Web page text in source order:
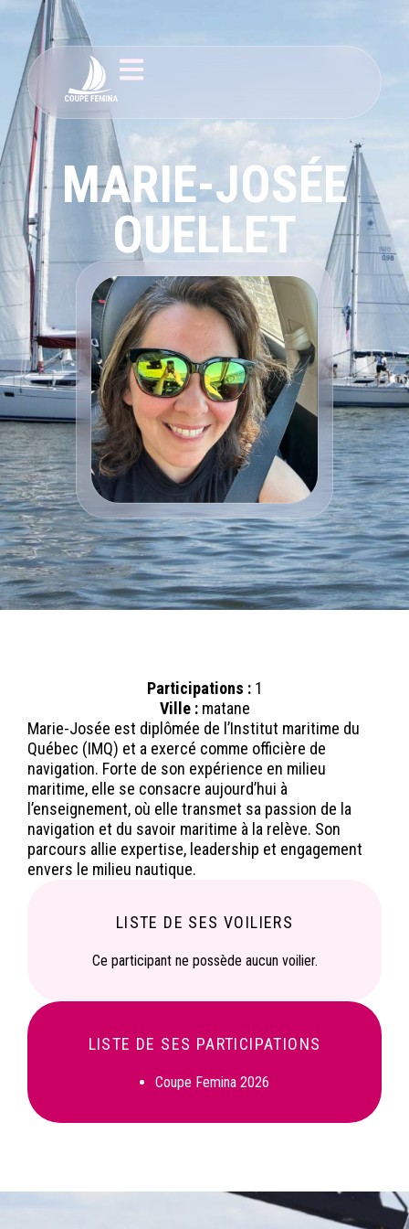
MARIE-JOSÉE
OUELLET
Participations : 1
Ville : matane
Marie-Josée est diplômée de l’Institut maritime du
Québec (IMQ) et a exercé comme officière de
navigation. Forte de son expérience en milieu
maritime, elle se consacre aujourd’hui à
l’enseignement, où elle transmet sa passion de la
navigation et du savoir maritime à la relève. Son
parcours allie expertise, leadership et engagement
envers le milieu nautique.
LISTE DE SES VOILIERS
Ce participant ne possède aucun voilier.
LISTE DE SES PARTICIPATIONS
Coupe Femina 2026